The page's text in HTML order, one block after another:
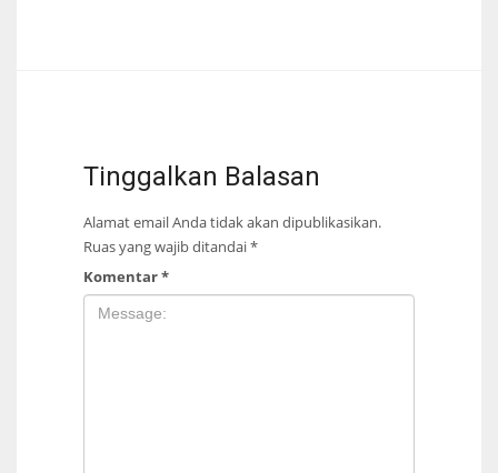
Tinggalkan Balasan
Alamat email Anda tidak akan dipublikasikan.
Ruas yang wajib ditandai*
Komentar*